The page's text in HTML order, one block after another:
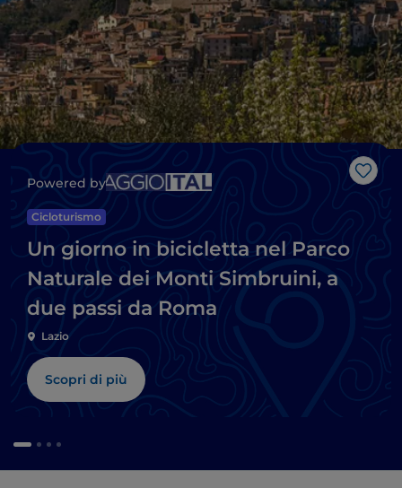
Like
Powered by
Cicloturismo
Un giorno in bicicletta nel Parco
Naturale dei Monti Simbruini, a
due passi da Roma
Lazio
Scopri di più